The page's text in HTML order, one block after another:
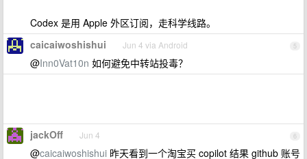
Codex 是用 Apple 外区订阅，走科学线路。
5
caicaiwoshishui Jun 4 via Android
@Inn0Vat10n 如何避免中转站投毒？
6
jackOff Jun 4
@caicaiwoshishui 昨天看到一个淘宝买 copilot 结果 github 账号